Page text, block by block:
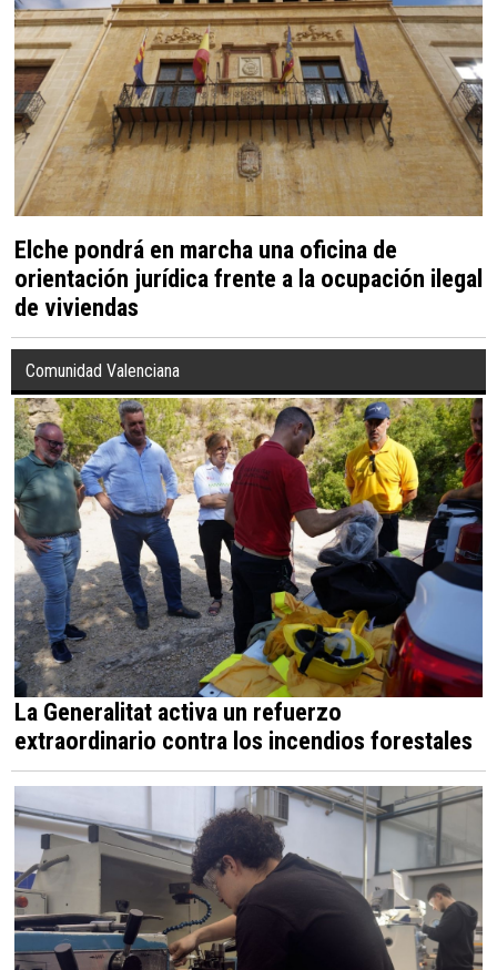
Elche pondrá en marcha una oficina de
orientación jurídica frente a la ocupación ilegal
de viviendas
Comunidad Valenciana
La Generalitat activa un refuerzo
extraordinario contra los incendios forestales